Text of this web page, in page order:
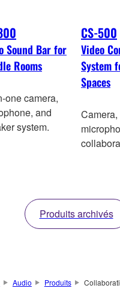
Sound Bar for
Rooms
one camera,
and
system.
CS-500
Video
System
Spaces
Camera,
Produits archivés
Audio Produits